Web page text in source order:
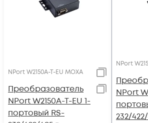
NPort W2150A-T-EU MOXA
Преобразователь
NPort W2150A-T-EU 1-
портовый RS-
NPort
NPort
232/